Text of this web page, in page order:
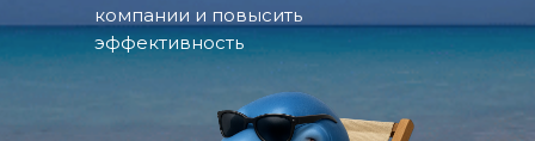
компании и повысить
эффективность